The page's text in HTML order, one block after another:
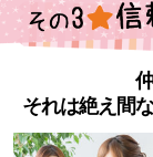
それは絶え間